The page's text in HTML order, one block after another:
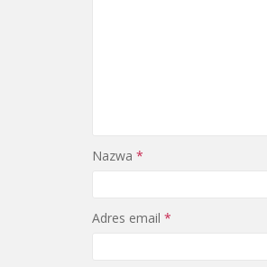
Nazwa *
Adres email *